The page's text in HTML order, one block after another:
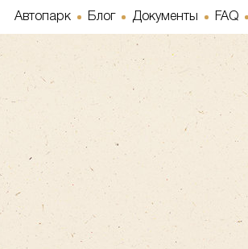
Автопарк Блог Документы FAQ